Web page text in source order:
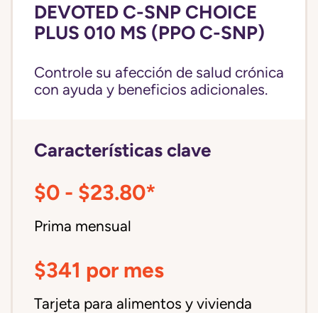
DEVOTED C-SNP CHOICE
PLUS 010 MS (PPO C-SNP)
Controle su afección de salud crónica
con ayuda y beneficios adicionales.
Características clave
$0 - $23.80*
Prima mensual
$341 por mes
Tarjeta para alimentos y vivienda